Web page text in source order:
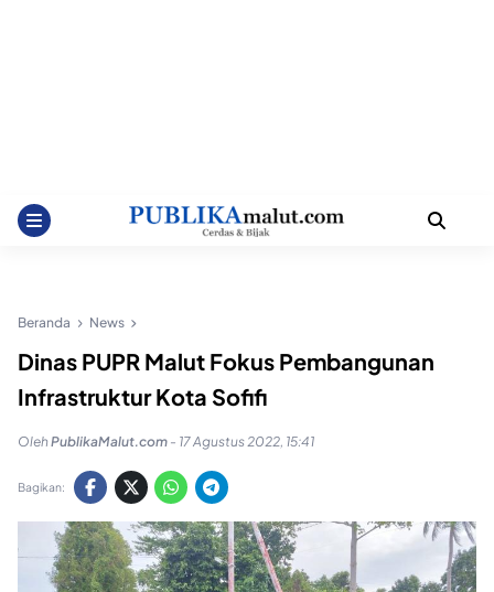
Beranda News
Dinas PUPR Malut Fokus Pembangunan
Infrastruktur Kota Sofifi
OlehPublikaMalut.com - 17 Agustus 2022, 15:41
Bagikan: